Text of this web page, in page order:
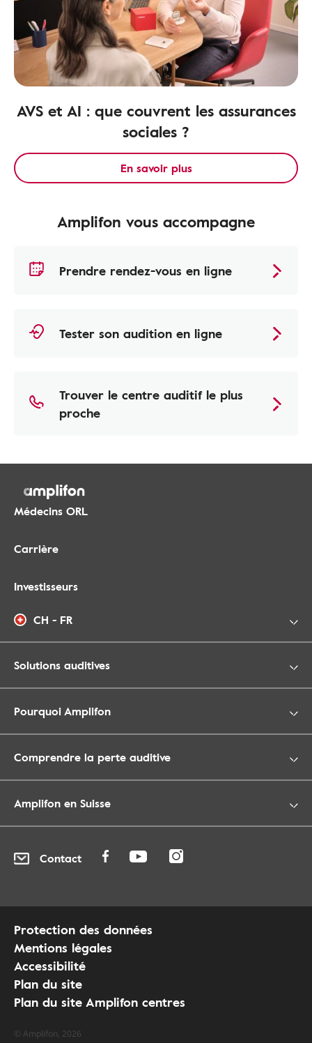
AVS et AI : que couvrent les assurances
sociales ?
En savoir plus
Amplifon vous accompagne
Prendre rendez-vous en ligne
Tester son audition en ligne
Trouver le centre auditif le plus
proche
Médecins ORL
Carrière
Investisseurs
CH - FR
Solutions auditives
Pourquoi Amplifon
Comprendre la perte auditive
Amplifon en Suisse
Contact
Protection des données
Mentions légales
Accessibilité
Plan du site
Plan du site Amplifon centres
© Amplifon, 2026